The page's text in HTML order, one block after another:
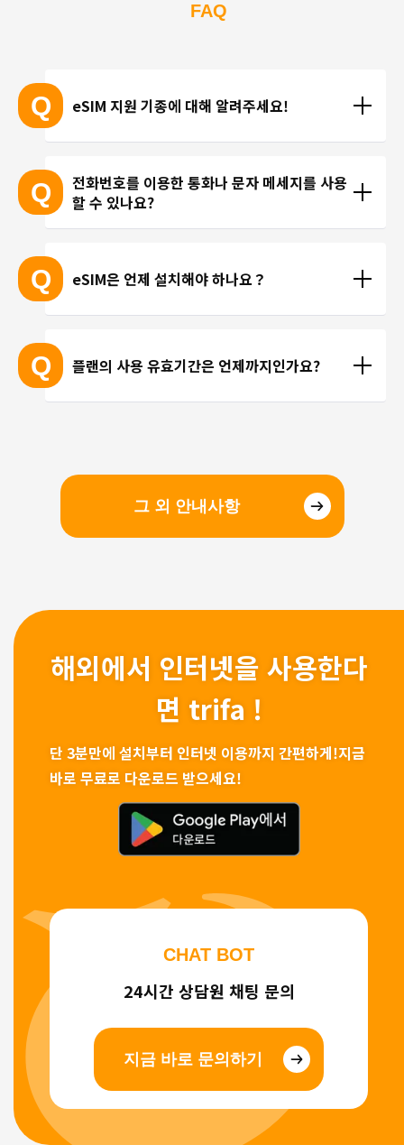
FAQ
Q eSIM 지원 기종에 대해 알려주세요!
※ eSIM 지원 기기가 계속 출시되고 있기 때문에 최신
기기는 목록에 포함되지 않을 수 있습니다.
※ 고객님의 기기가 eSIM을 지원하는지 여부에 대해
서는 개별 문의를 통해 확인해 드리지 않습니다.
Q
전화번호를 이용한 통화나 문자 메세지를 사용
할 수 있나요?
고 있지 않습니다. 카카오톡, 인스타그램 등 인터넷 회
선을 이용한 통화를 이용해 주시기 바랍니다.
Q eSIM은 언제 설치해야 하나요？
하셔도 괜찮습니다. 현지 공항의 와이파이 속도가 걱
정되시는 분들은 국내에서 설치 및 설정을 완료하고,
현지에서 eSIM만 전환하는 방법을 추천해 드립니다.
Q 플랜의 사용 유효기간은 언제까지인가요?
그 외 안내사항
해외에서 인터넷을 사용한다
면 trifa !
단 3분만에 설치부터 인터넷 이용까지 간편하게!지금
바로 무료로 다운로드 받으세요!
CHAT BOT
24시간 상담원 채팅 문의
지금 바로 문의하기